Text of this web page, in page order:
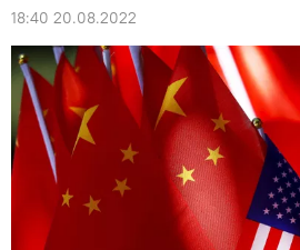
18:40 20.08.2022